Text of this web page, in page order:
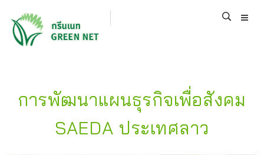
การพัฒนาแผนธุรกิจเพื่อสังคม
SAEDA ประเทศลาว